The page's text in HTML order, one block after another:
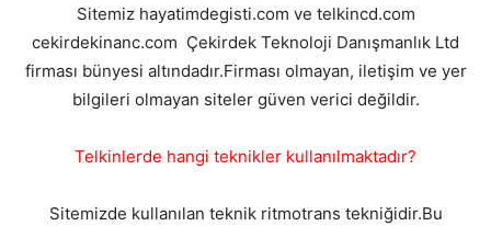
Sitemiz hayatimdegisti.com ve telkincd.com
cekirdekinanc.com Çekirdek Teknoloji Danışmanlık Ltd
firması bünyesi altındadır.Firması olmayan, iletişim ve yer
bilgileri olmayan siteler güven verici değildir.
Telkinlerde hangi teknikler kullanılmaktadır?
Sitemizde kullanılan teknik ritmotrans tekniğidir.Bu